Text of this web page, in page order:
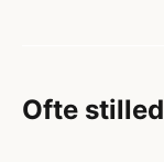
Ofte